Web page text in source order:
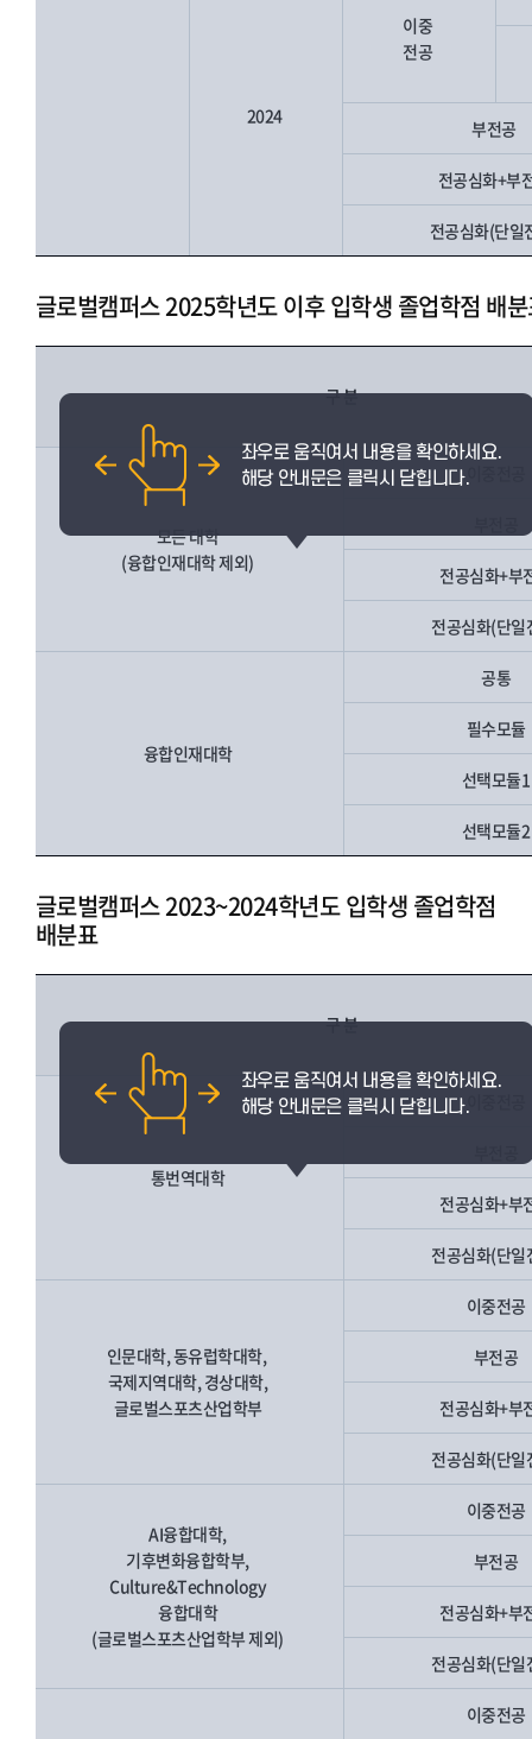
2024
이중
전공
부전공
전공심화+부
전공심화(단일
글로벌캠퍼스 2025학년도 이후 입학생 졸업학점 배
구 분
모든 대학
(융합인재대학 제외)
전공심화+부
전공심화(단
융합인재대학
공통
필수모듈
선택모듈1
선택모듈2
글로벌캠퍼스 2023~2024학년도 입학생 졸업학점
배분표
구 분
통번역대학
전공심화+부
전공심화(단
인문대학, 동유럽학대학,
국제지역대학, 경상대학,
글로벌스포츠산업학부
이중전공
부전공
전공심화+부
전공심화(단
AI융합대학,
기후변화융합학부,
Culture&Technology
융합대학
(글로벌스포츠산업학부 제외)
이중전공
부전공
전공심화+부
전공심화(단
이중전공